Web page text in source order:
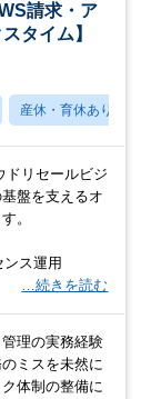
請求・ア
タイム】
産休・育休あり
リセールビジ
盤を支えるオ
。
ス運用
…続きを読む
理の実務経験
ミスを未然に
体制の整備に